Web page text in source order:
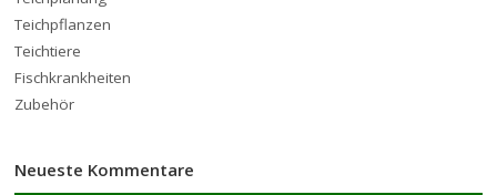
Teichpflanzen
Teichtiere
Fischkrankheiten
Zubehör
Neueste Kommentare